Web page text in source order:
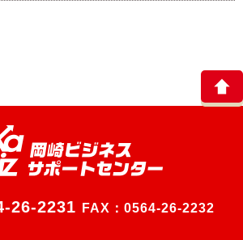
26-2231 FAX：0564-26-2232